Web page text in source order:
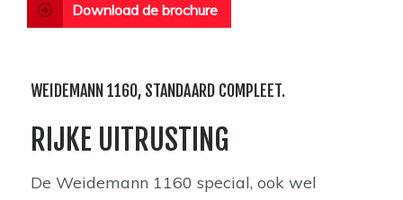
Download de brochure
WEIDEMANN 1160, STANDAARD COMPLEET.
RIJKE UITRUSTING
De Weidemann 1160 special, ook wel